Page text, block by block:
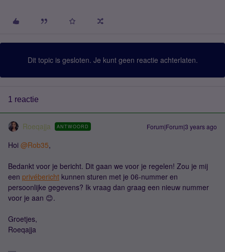
Dit topic is gesloten. Je kunt geen reactie achterlaten.
1 reactie
Roeqajja ANTWOORD Forum|Forum|3 years ago
Hoi @Rob35,
Bedankt voor je bericht. Dit gaan we voor je regelen! Zou je mij
een privébericht kunnen sturen met je 06-nummer en
persoonlijke gegevens? Ik vraag dan graag een nieuw nummer
voor je aan 😊.
Groetjes,
Roeqajja